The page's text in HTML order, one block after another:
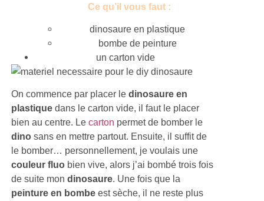
Ce qu’il vous faut :
dinosaure en plastique
bombe de peinture
un carton vide
On commence par placer ledinosaure en
plastique dans le carton vide, il faut le placer
bien au centre. Lecarton permet de bomber le
dino sans en mettre partout. Ensuite, il suffit de
le bomber… personnellement, je voulais une
couleur fluo bien vive, alors j’ai bombé trois fois
de suite mondinosaure. Une fois que la
peinture en bombe est sèche, il ne reste plus